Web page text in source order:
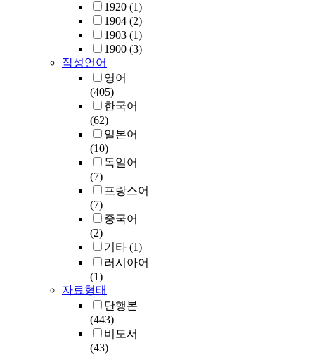
1920 (1)
1904 (2)
1903 (1)
1900 (3)
작성언어
영어
(405)
한국어
(62)
일본어
(10)
독일어
(7)
프랑스어
(7)
중국어
(2)
기타 (1)
러시아어
(1)
자료형태
단행본
(443)
비도서
(43)